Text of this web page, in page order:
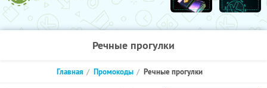
Речные прогулки
Главная Промокоды Речные прогулки